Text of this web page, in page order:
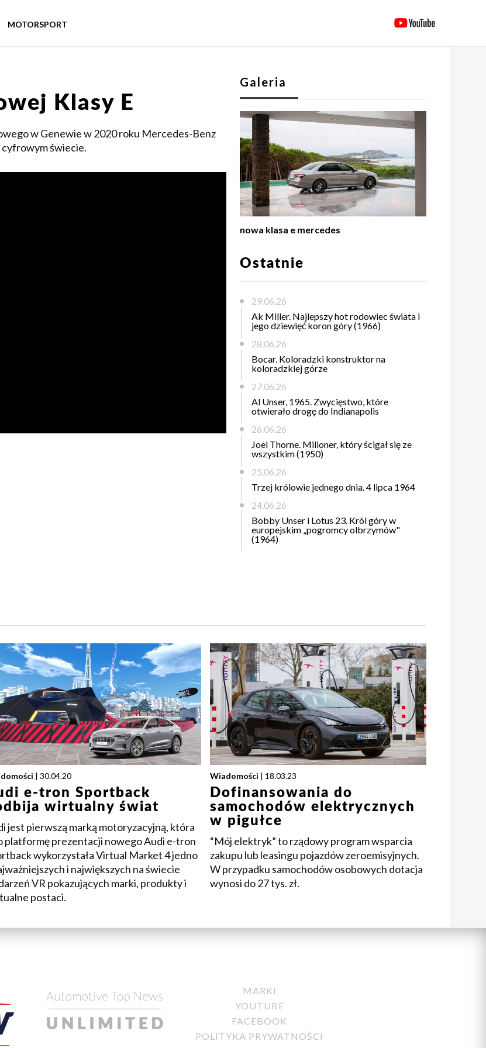
MOTORSPORT
Klasy E
w Genewie w 2020 roku Mercedes-Benz
świecie.
Galeria
nowa klasa e mercedes
Ostatnie
29.06.26
Ak Miller. Najlepszy hot rodowiec świata i
jego dziewięć koron góry (1966)
28.06.26
Bocar. Koloradzki konstruktor na
koloradzkiej górze
27.06.26
Al Unser, 1965. Zwycięstwo, które
otwierało drogę do Indianapolis
26.06.26
Joel Thorne. Milioner, który ścigał się ze
wszystkim (1950)
25.06.26
Trzej królowie jednego dnia. 4 lipca 1964
24.06.26
Bobby Unser i Lotus 23. Król góry w
europejskim „pogromcy olbrzymów"
(1964)
| 30.04.20
e-tron Sportback
wirtualny świat
jest pierwszą marką motoryzacyjną, która
platformę prezentacji nowego Audi e-tron
wykorzystała Virtual Market 4 jedno
i największych na świecie
VR pokazujących marki, produkty i
postaci.
Wiadomości | 18.03.23
Dofinansowania do
samochodów elektrycznych
w pigułce
“Mój elektryk” to rządowy program wsparcia
zakupu lub leasingu pojazdów zeroemisyjnych.
W przypadku samochodów osobowych dotacja
wynosi do 27 tys. zł.
MARKI
YOUTUBE
FACEBOOK
POLITYKA PRYWATNOŚCI